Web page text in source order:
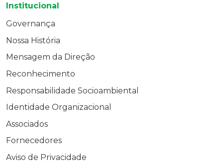
Institucional
Governança
Nossa História
Mensagem da Direção
Reconhecimento
Responsabilidade Socioambiental
Identidade Organizacional
Associados
Fornecedores
Aviso de Privacidade